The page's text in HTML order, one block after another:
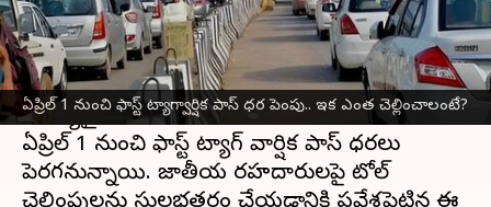
ఏప్రిల్ 1 నుంచి ఫాస్ట్ ట్యాగ్వార్షిక పాస్ ధర పెంపు.. ఇక ఎంత చెల్లించాలంటే?
ఈ వార్తాకథనం ఏంటి
దేశంలోని నేష‌న‌ల్ హైవేపై ప్రయాణించే వారికి ఒక
ముఖ్యమైన సమాచారం.
ఏప్రిల్ 1 నుంచి ఫాస్ట్ ట్యాగ్ వార్షిక పాస్ ధరలు
పెరగనున్నాయి. జాతీయ రహదారులపై టోల్